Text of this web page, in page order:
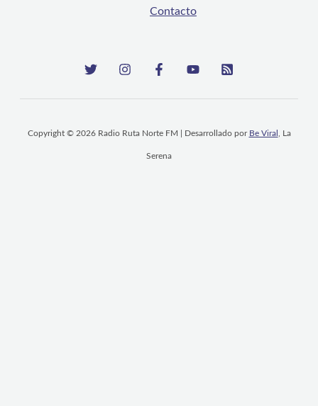
Contacto
Copyright © 2026 Radio Ruta Norte FM | Desarrollado por Be Viral , La
Serena